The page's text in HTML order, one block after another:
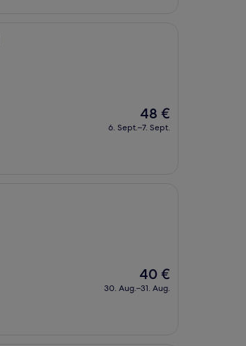
Der
Preis
beträgt
48 €
6. Sept.–7. Sept.
Der
Preis
beträgt
40 €
30. Aug.–31. Aug.